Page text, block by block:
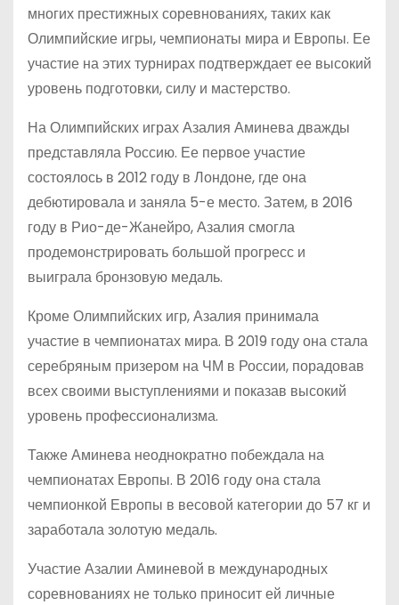
многих престижных соревнованиях, таких как
Олимпийские игры, чемпионаты мира и Европы. Ее
участие на этих турнирах подтверждает ее высокий
уровень подготовки, силу и мастерство.
На Олимпийских играх Азалия Аминева дважды
представляла Россию. Ее первое участие
состоялось в 2012 году в Лондоне, где она
дебютировала и заняла 5-е место. Затем, в 2016
году в Рио-де-Жанейро, Азалия смогла
продемонстрировать большой прогресс и
выиграла бронзовую медаль.
Кроме Олимпийских игр, Азалия принимала
участие в чемпионатах мира. В 2019 году она стала
серебряным призером на ЧМ в России, порадовав
всех своими выступлениями и показав высокий
уровень профессионализма.
Также Аминева неоднократно побеждала на
чемпионатах Европы. В 2016 году она стала
чемпионкой Европы в весовой категории до 57 кг и
заработала золотую медаль.
Участие Азалии Аминевой в международных
соревнованиях не только приносит ей личные